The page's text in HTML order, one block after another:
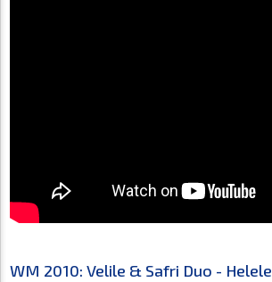
WM 2010: Velile & Safri Duo - Helele